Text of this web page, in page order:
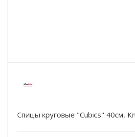
Спицы круговые "Cubics" 40см,